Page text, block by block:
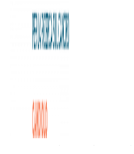
particolarmente emozionata per
manifestazione, che cade nell’anno
corso Moncalieri compie 140 anni.
presidenti dell’Esperia, come Gian
ideatore della gara nel 1983
dal 1984 al 2004, e Carlo Pacciani.
L'articolo completo è disponibile a